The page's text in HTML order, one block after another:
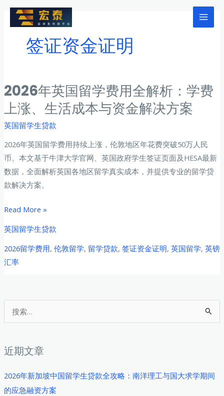
Main
索
近期文章
2026年新加坡中国留学生贷款全攻略：南洋理工与国大求学期间
的应急融资方案
签证资金证明
2026年英国留学费用全解析：学费
上涨、生活成本与资金解决方案
英国留学生贷款
2026年英国留学费用持续上涨，伦敦地区年花费突破50万人民
币。本文基于牛津大学官网、英国政府学生签证页面及HESA最新
数据，全面解析英国各地区留学真实成本，并提供专业的留学贷
款解决方案。
2026
英
国
留
用
析：
学
费
上
Read More »
英国留学生贷款
2026留学费用, 伦敦留学, 留学贷款, 签证资金证明, 英国留学, 英镑
汇率